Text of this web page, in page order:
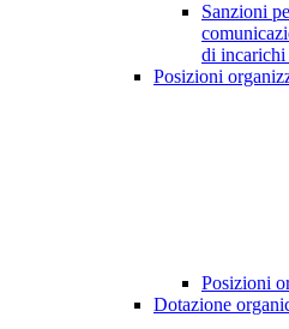
Sanzioni
di
Posizioni
Posizioni
Dotazione